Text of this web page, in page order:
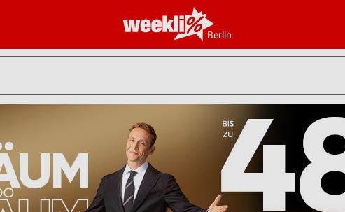
Berlin